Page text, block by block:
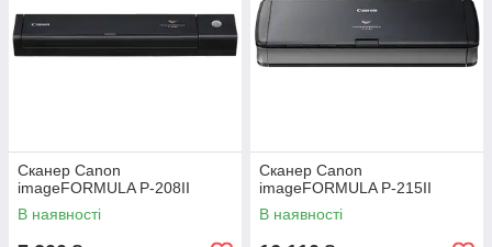
Сканер Canon
imageFORMULA P-208II
В наявності
Сканер Canon
imageFORMULA P-215II
В наявності